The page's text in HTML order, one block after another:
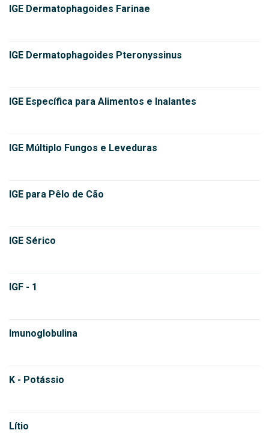
IGE Dermatophagoides Farinae
IGE Dermatophagoides Pteronyssinus
IGE Específica para Alimentos e Inalantes
IGE Múltiplo Fungos e Leveduras
IGE para Pêlo de Cão
IGE Sérico
IGF - 1
Imunoglobulina
K - Potássio
Lítio